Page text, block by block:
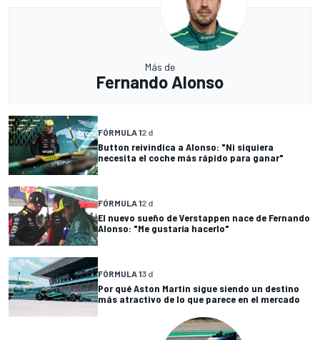
Más de
Fernando Alonso
FÓRMULA 12 d
Button reivindica a Alonso: "Ni siquiera
necesita el coche más rápido para ganar"
FÓRMULA 12 d
El nuevo sueño de Verstappen nace de Fernando
Alonso: "Me gustaría hacerlo"
FÓRMULA 13 d
Por qué Aston Martin sigue siendo un destino
más atractivo de lo que parece en el mercado